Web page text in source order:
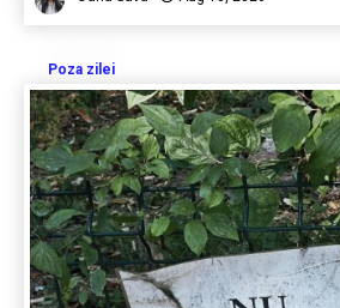
Poza zilei